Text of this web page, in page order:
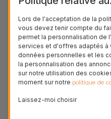
Protection à 3
silicone
Nos coques en silicone
construction robuste et
construction à trois
maximum les
Lors de l'acceptation de la
vous devez tenir compte du
permet la personnalisation de
services et d'offres adaptés à
données personnelles et les
la personnalisation des
sur notre utilisation des
moment sur notre politique de
Laissez-moi choisir